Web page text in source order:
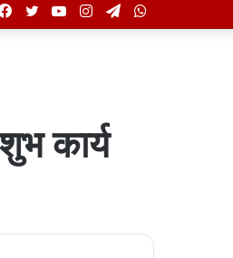
Telegram
Instagram
YouTube
Twitter
Facebook
कार्य